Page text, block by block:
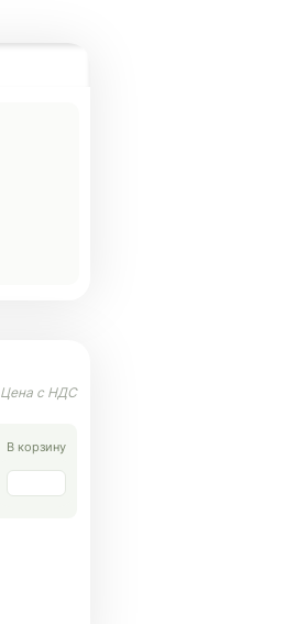
В корзину